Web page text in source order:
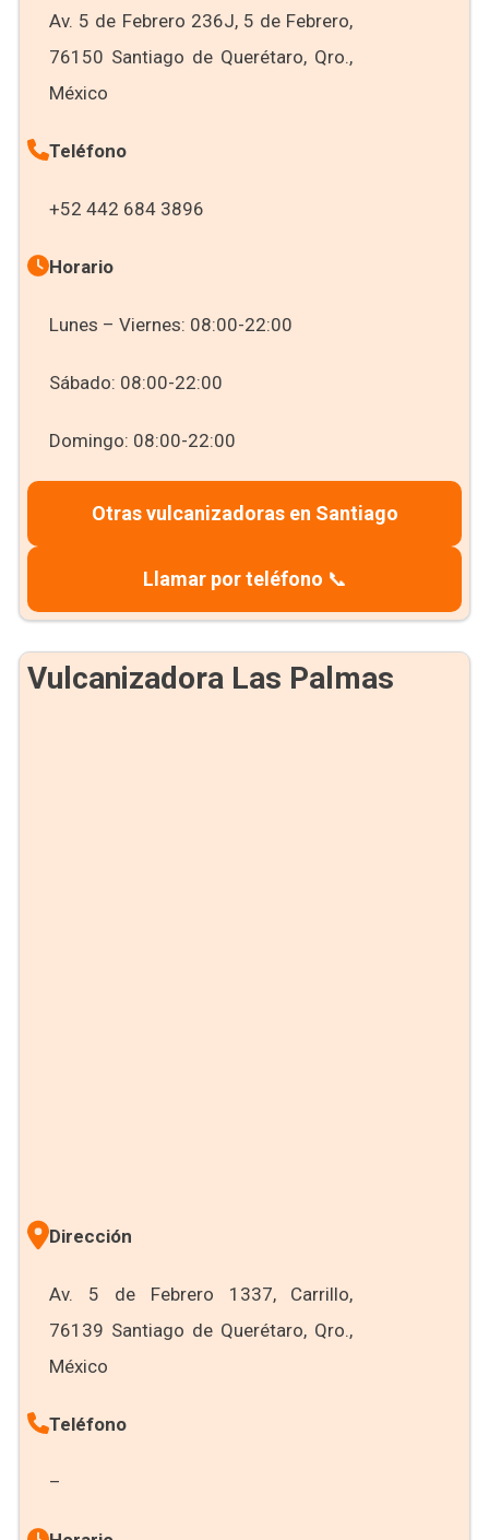
Av. 5 de Febrero 236J, 5 de Febrero,
76150 Santiago de Querétaro, Qro.,
México
Teléfono
+52 442 684 3896
Horario
Lunes – Viernes: 08:00-22:00
Sábado: 08:00-22:00
Domingo: 08:00-22:00
Otras vulcanizadoras en Santiago
Llamar por teléfono 📞
Vulcanizadora Las Palmas
Dirección
Av. 5 de Febrero 1337, Carrillo,
76139 Santiago de Querétaro, Qro.,
México
Teléfono
–